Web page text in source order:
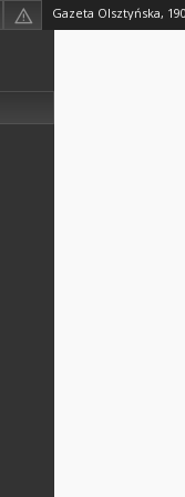
Gazeta Olsztyńska,